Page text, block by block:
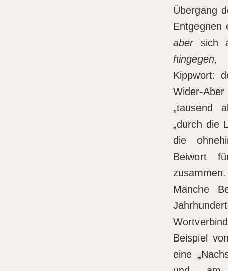
Übergang
Entgegnen
abersich
hingegen,
Kippwort:
Wider-
„tausend
„durch die
die
Beiwort
zusammen.
Manche
Beispiel
eine